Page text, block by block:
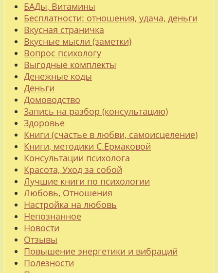
БАДы, Витамины
Бесплатности: отношения, удача, деньги
Вкусная страничка
Вкусные мысли (заметки)
Вопрос психологу
Выгодные комплекты
Денежные коды
Деньги
Домоводство
Запись на разбор (консультацию)
Здоровье
Книги (счастье в любви, самоисцеление)
Книги, методики С.Ермаковой
Консультации психолога
Красота, Уход за собой
Лучшие книги по психологии
Любовь, Отношения
Настройка на любовь
Непознанное
Новости
Отзывы
Повышение энергетики и вибраций
Полезности